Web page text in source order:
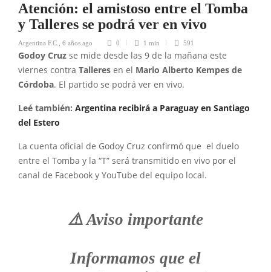
Atención: el amistoso entre el Tomba
y Talleres se podrá ver en vivo
Argentina F.C. 6 años ago 0 1 min 591
Godoy Cruz se mide desde las 9 de la mañana este
viernes contra Talleres en el Mario Alberto Kempes de
Córdoba. El partido se podrá ver en vivo.
Leé también: Argentina recibirá a Paraguay en Santiago
del Estero
La cuenta oficial de Godoy Cruz confirmó que el duelo
entre el Tomba y la “T” será transmitido en vivo por el
canal de Facebook y YouTube del equipo local.
⚠️ Aviso importante
Informamos que el